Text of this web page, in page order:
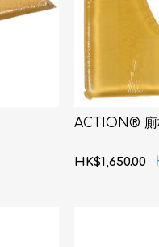
ACTION® 廁
HK$1,650.00